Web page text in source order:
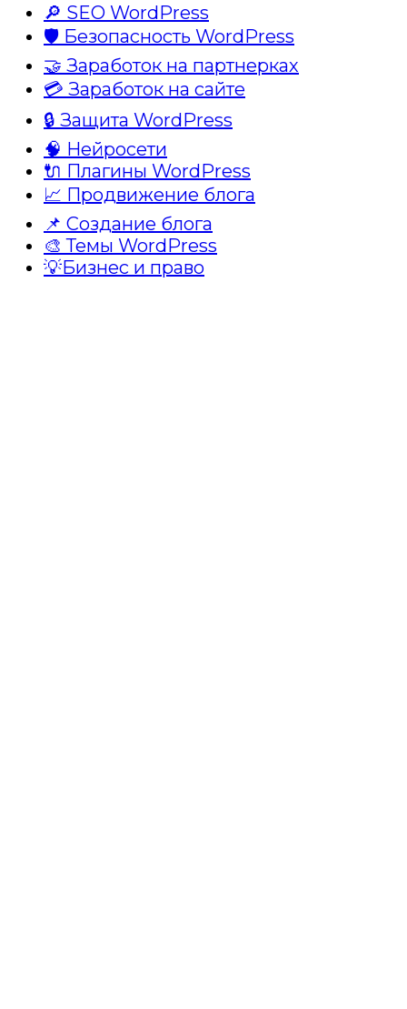
🔎 SEO WordPress
🛡️ Безопасность WordPress
🤝 Заработок на партнерках
💳 Заработок на сайте
🔒 Защита WordPress
🧠 Нейросети
🔌 Плагины WordPress
📈 Продвижение блога
📌 Создание блога
🎨 Темы WordPress
💡Бизнес и право